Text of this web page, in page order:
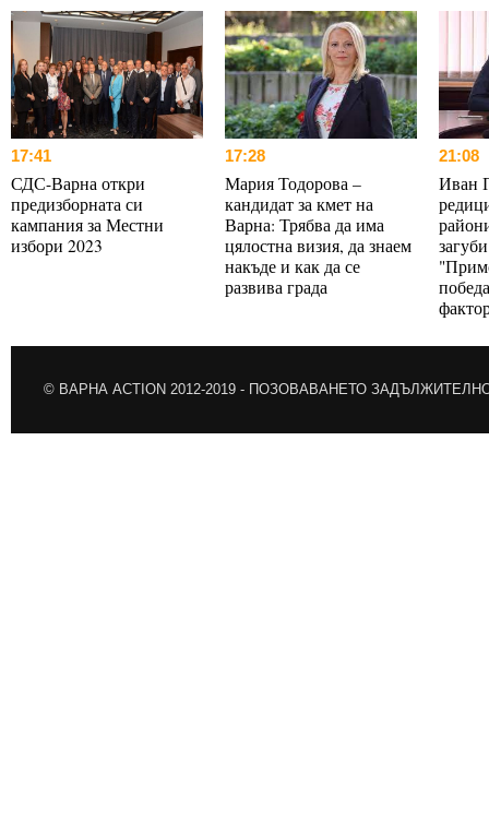
17:41
СДС-Варна откри
предизборната си
кампания за Местни
избори 2023
17:28
Мария Тодорова –
кандидат за кмет на
Варна: Трябва да има
цялостна визия, да знаем
накъде и как да се
развива града
21:08
Иван
© ВАРНА ACTION 2012-2019 - ПОЗОВАВАНЕТО